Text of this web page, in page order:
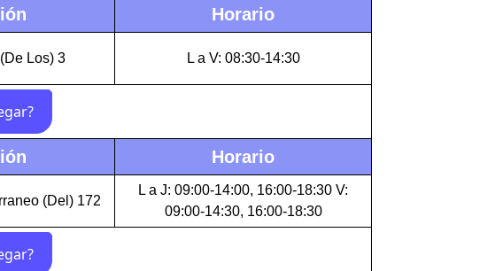
Horario
Los) 3 L a V: 08:30-14:30
Horario
(Del) 172
L a J: 09:00-14:00, 16:00-18:30 V:
09:00-14:30, 16:00-18:30